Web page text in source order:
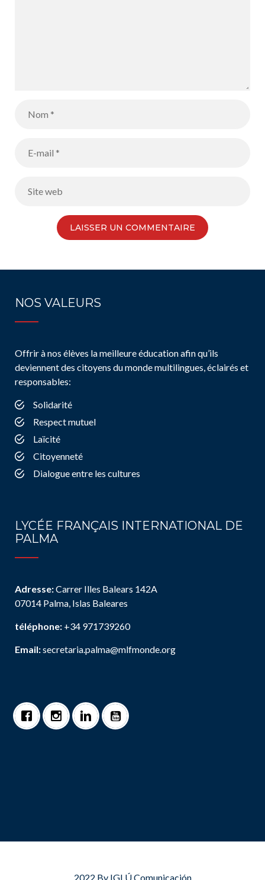
NOS VALEURS
Offrir à nos élèves la meilleure éducation afin qu’ils
deviennent des citoyens du monde multilingues, éclairés et
responsables:
Solidarité
Respect mutuel
Laïcité
Citoyenneté
Dialogue entre les cultures
LYCÉE FRANÇAIS INTERNATIONAL DE
PALMA
Adresse:Carrer Illes Balears 142A
07014 Palma, Islas Baleares
téléphone: +34 971739260
Email:secretaria.palma@mlfmonde.org
2022 By IGLÚ Comunicación